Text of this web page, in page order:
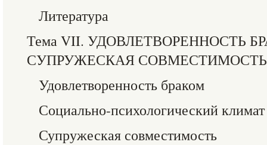
Литература
Тема VII. УДОВЛЕТВОРЕННОСТЬ
СУПРУЖЕСКАЯ СОВМЕСТИМОСТЬ
Удовлетворенность браком
Социально-психологический
Супружеская совместимость